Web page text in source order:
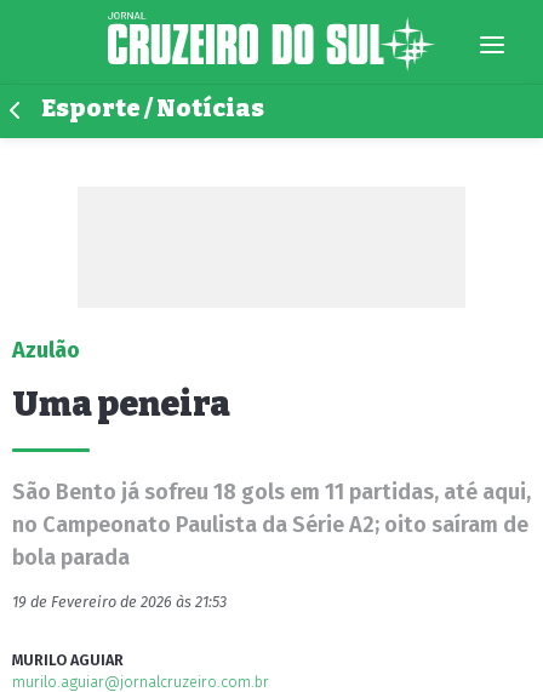
Esporte / Notícias
Azulão
Uma peneira
São Bento já sofreu 18 gols em 11 partidas, até aqui,
no Campeonato Paulista da Série A2; oito saíram de
bola parada
19 de Fevereiro de 2026 às 21:53
MURILO AGUIAR
murilo.aguiar@jornalcruzeiro.com.br